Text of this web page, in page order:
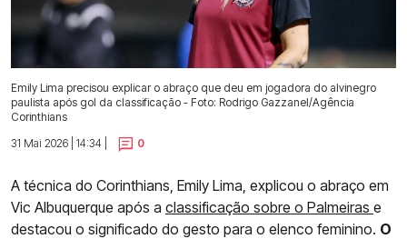
Emily Lima precisou explicar o abraço que deu em jogadora do alvinegro
paulista após gol da classificação - Foto: Rodrigo Gazzanel/Agência
Corinthians
31 Mai 2026 | 14:34 |
0
A técnica do Corinthians, Emily Lima, explicou o abraço em
Vic Albuquerque após a classificação sobre o Palmeiras e
destacou o significado do gesto para o elenco feminino. O